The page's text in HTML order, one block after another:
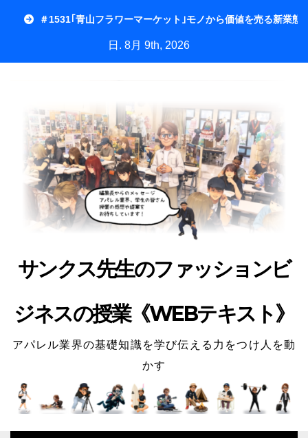
＃1531｢青山フラワーマーケット｣モノから価値を売る新業態
日. 8月 9th, 2026
サンクス先生のファッションビ
ジネスの授業《WEBテキスト》
アパレル業界の基礎知識を学び伝える力をつけ人を動
かす